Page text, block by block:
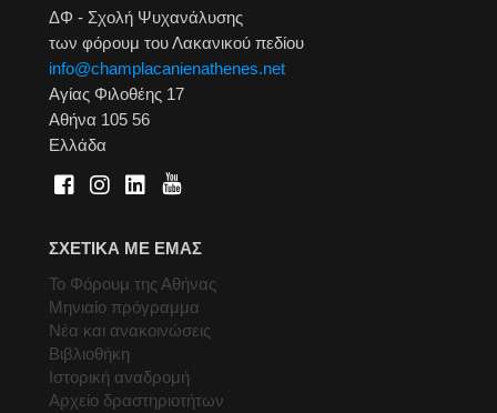
ΔΦ - Σχολή Ψυχανάλυσης
των φόρουμ του Λακανικού πεδίου
info@champlacanienathenes.net
Αγίας Φιλοθέης 17
Αθήνα 105 56
Ελλάδα
ΣΧΕΤΙΚΑ ΜΕ ΕΜΑΣ
Το Φόρουμ της Αθήνας
Μηνιαίο πρόγραμμα
Νέα και ανακοινώσεις
Βιβλιοθήκη
Ιστορική αναδρομή
Αρχείο δραστηριοτήτων